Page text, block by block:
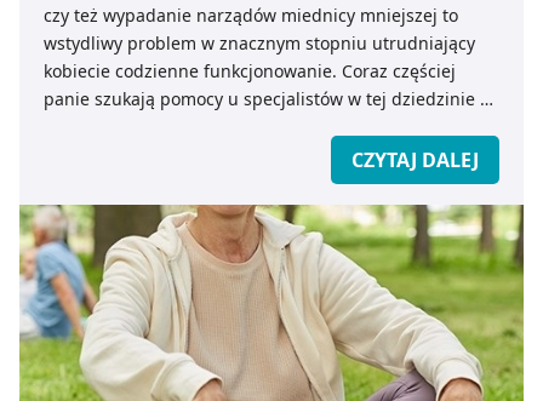
czy też wypadanie narządów miednicy mniejszej to
wstydliwy problem w znacznym stopniu utrudniający
kobiecie codzienne funkcjonowanie. Coraz częściej
panie szukają pomocy u specjalistów w tej dziedzinie do
uroginekologiczna. Dzięki swojej wiedzy jest on w stanie
znaleźć nieinwazyjne rozwiązanie kobiecych
problemów. W swojej pracy często wykorzystuje
odpowiednio dobrany pessar. Czym jest pessaroterapia
i jakie korzystne efekty można uzyskać dzięki jej
wdrożeniu?
CZYTAJ DALEJ